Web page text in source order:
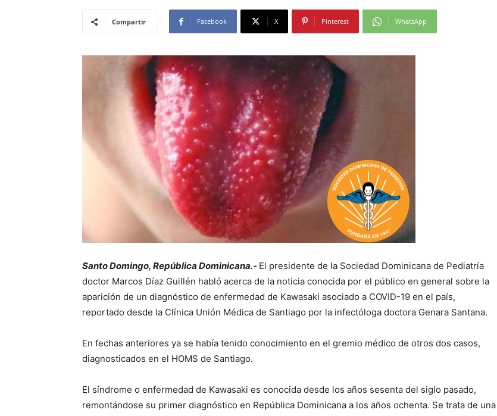
Compartir Facebook X Pinterest WhatsApp
Santo Domingo, República Dominicana.- El presidente de la Sociedad Dominicana de Pediatría
doctor Marcos Díaz Guillén habló acerca de la noticia conocida por el público en general sobre la
aparición de un diagnóstico de enfermedad de Kawasaki asociado a COVID-19 en el país,
reportado desde la Clínica Unión Médica de Santiago por la infectóloga doctora Genara Santana.
En fechas anteriores ya se había tenido conocimiento en el gremio médico de otros dos casos,
diagnosticados en el HOMS de Santiago.
El síndrome o enfermedad de Kawasaki es conocida desde los años sesenta del siglo pasado,
remontándose su primer diagnóstico en República Dominicana a los años ochenta. Se trata de una